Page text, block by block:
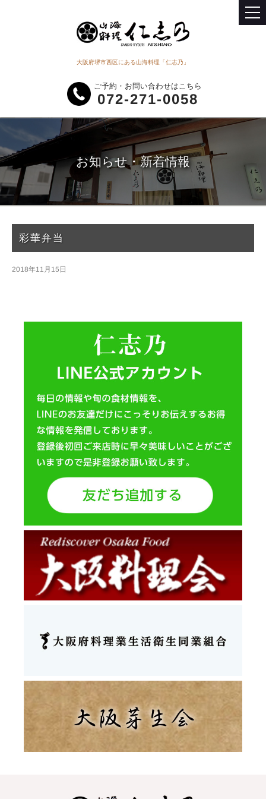
大阪府堺市西区にある山海料理「仁志乃」
ご予約・お問い合わせはこちら
072-271-0058
お知らせ・新着情報
彩華弁当
2018年11月15日